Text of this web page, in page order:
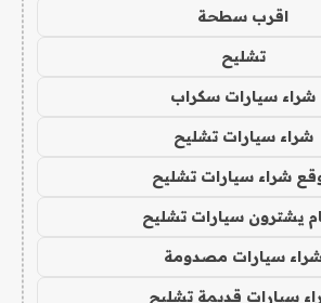
اقرب سطحة
تشليح
شراء سيارات سكراب
شراء سيارات تشليح
شراء سيارات تشليح
يشترون سيارات تشليح
سيارات مصدومة
سيارات قديمة تشليح